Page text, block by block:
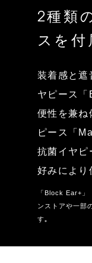
2種類
スを付
装着感と遮
ヤピース
便性を兼ね
ピース「
抗菌イヤピ
好みにより
「Block Ear+」
ンストアや一部
す｡